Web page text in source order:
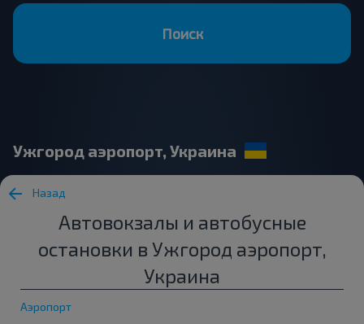
Поиск
Ужгород аэропорт, Украина
Назад
Автовокзалы и автобусные
остановки в Ужгород аэропорт,
Украина
Аэропорт